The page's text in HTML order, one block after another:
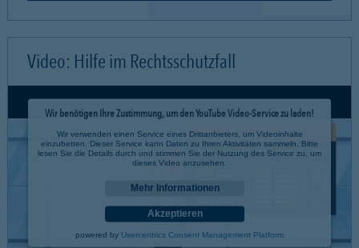
Video: Hilfe im Rechtsschutzfall
Wir benötigen Ihre Zustimmung, um den YouTube Video-Service zu laden!
Wir verwenden einen Service eines Drittanbieters, um Videoinhalte
einzubetten. Dieser Service kann Daten zu Ihren Aktivitäten sammeln. Bitte
lesen Sie die Details durch und stimmen Sie der Nutzung des Service zu, um
dieses Video anzusehen.
Mehr Informationen
Akzeptieren
powered by Usercentrics Consent Management Platform